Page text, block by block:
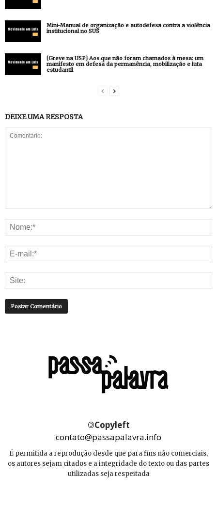
Mini-Manual de organização e autodefesa contra a violência
institucional no SUS
[Greve na USP] Aos que não foram chamados à mesa: um
manifesto em defesa da permanência, mobilização e luta
estudantil
DEIXE UMA RESPOSTA
©Copyleft
contato@passapalavra.info
É permitida a reprodução desde que para fins não comerciais,
os autores sejam citados e a integridade do texto ou das partes
utilizadas seja respeitada